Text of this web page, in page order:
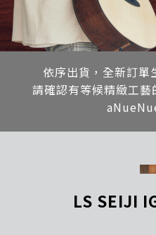
依序出貨，全新訂單
請確認有等候精緻工
LS SEIJI